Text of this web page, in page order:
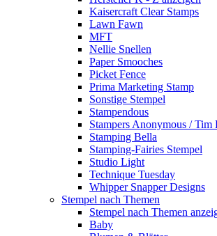
Kaisercraft Clear Stamps
Lawn Fawn
MFT
Nellie Snellen
Paper Smooches
Picket Fence
Prima Marketing Stamp
Sonstige Stempel
Stampendous
Stampers Anonymous / Tim
Stamping Bella
Stamping-Fairies Stempel
Studio Light
Technique Tuesday
Whipper Snapper Designs
Stempel nach Themen
Stempel nach Themen
Baby